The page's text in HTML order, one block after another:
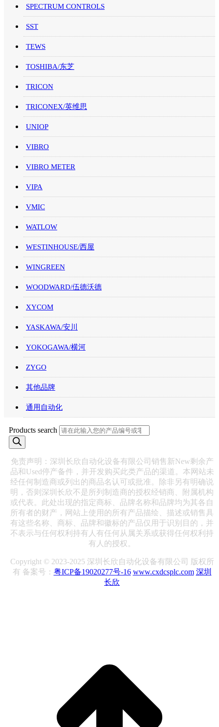
SPECTRUM CONTROLS
SST
TEWS
TOSHIBA/东芝
TRICON
TRICONEX/英维思
UNIOP
VIBRO
VIBRO METER
VIPA
VMIC
WATLOW
WESTINHOUSE/西屋
WINGREEN
WOODWARD/伍德沃德
XYCOM
YASKAWA/安川
YOKOGAWA/横河
ZYGO
其他品牌
通用自动化
Products search
免责声明：深圳长欣自动化设备有限公司销售新New剩余产
品和Used停产备件，并开发购买此类产品的渠道。本网站未
经任何制造商或列出的商品名认可或批准。除非另有明确说
明，否则深圳长欣不是所列制造商的授权经销商、附属机构
或代表。此处出现的指定商标、品牌名称和品牌均为其各自
所有者的财产，网站上使用的所有产品描绘、描述或销售具
有这些名称、商标、品牌和徽标的产品仅用于识别目的，并
不表示与任何权利持有人有任何从属关系或获得任何权利持
有人的授权。
Copyright © 2023-2025 深圳长欣自动化设备有限公司 版权所
有 备案号： 粤ICP备19020277号-16 www.cxdcsplc.com 深圳
长欣